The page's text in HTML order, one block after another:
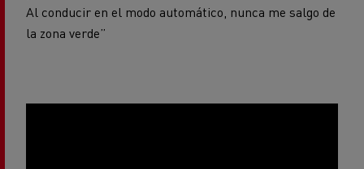
Al conducir en el modo automático, nunca me salgo de
la zona verde”